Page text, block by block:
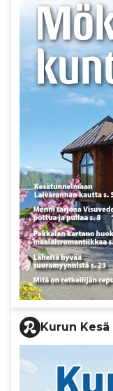
Kurun Kesä